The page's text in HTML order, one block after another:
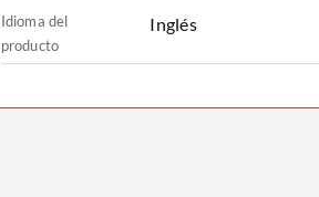
Idioma del
producto
Inglés